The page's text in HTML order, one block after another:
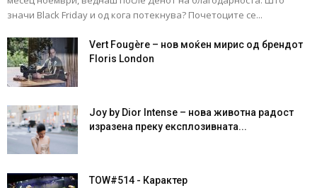
значи Black Friday и од кога потекнува? Почетоците се...
Vert Fougère – нов моќен мирис од брендот
Floris London
Joy by Dior Intense – нова животна радост
изразена преку експлозивната...
TOW#514 - Карактер